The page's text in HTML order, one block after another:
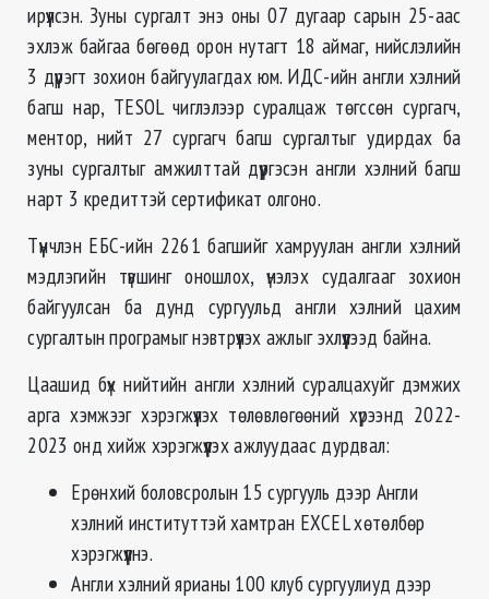
ирүүлсэн. Зуны сургалт энэ оны 07 дугаар сарын 25-аас
эхлэж байгаа бөгөөд орон нутагт 18 аймаг, нийслэлийн
3 дүүрэгт зохион байгуулагдах юм. ИДС-ийн англи хэлний
багш нар, TESOL чиглэлээр суралцаж төгссөн сургагч,
ментор, нийт 27 сургагч багш сургалтыг удирдах ба
зуны сургалтыг амжилттай дүүргэсэн англи хэлний багш
нарт 3 кредиттэй сертификат олгоно.
Түүнчлэн ЕБС-ийн 2261 багшийг хамруулан англи хэлний
мэдлэгийн түвшинг оношлох, үнэлэх судалгааг зохион
байгуулсан ба дунд сургуульд англи хэлний цахим
сургалтын програмыг нэвтрүүлэх ажлыг эхлүүлээд байна.
Цаашид бүх нийтийн англи хэлний суралцахуйг дэмжих
арга хэмжээг хэрэгжүүлэх төлөвлөгөөний хүрээнд 2022-
2023 онд хийж хэрэгжүүлэх ажлуудаас дурдвал:
Ерөнхий боловсролын 15 сургууль дээр Англи
хэлний институттэй хамтран EXCEL хөтөлбөр
хэрэгжүүлнэ.
Англи хэлний ярианы 100 клуб сургуулиуд дээр